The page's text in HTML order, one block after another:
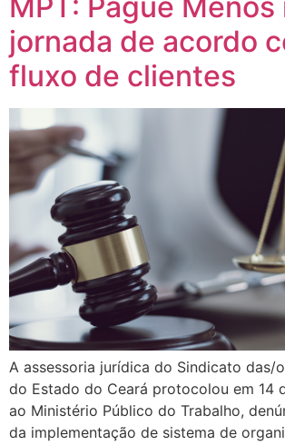
jornada de acordo
fluxo de clientes
A assessoria jurídica do Sindicato das/
do Estado do Ceará protocolou em 14
ao Ministério Público do Trabalho,
da implementação de sistema de